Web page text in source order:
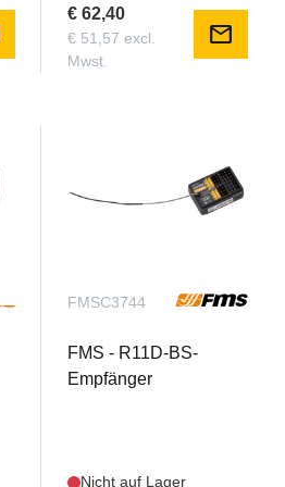
€ 62,40
€ 51,57 excl.
Mwst.
mail
FMSC3744
FMS - R11D-BS-
Empfänger
Nicht auf Lager